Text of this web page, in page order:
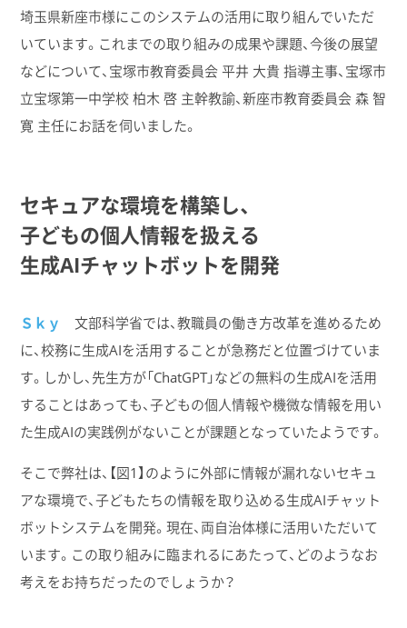
埼玉県新座市様にこのシステムの活用に取り組んでいただ
いています。これまでの取り組みの成果や課題、今後の展望
などについて、宝塚市教育委員会 平井 大貴 指導主事、宝塚市
立宝塚第一中学校 柏木 啓 主幹教諭、新座市教育委員会 森 智
寛 主任にお話を伺いました。
セキュアな​環境を​構築し、
子どもの​個人情報を​扱える​
生成AIチャットボットを​開発
Ｓｋｙ
文部科学省では、教職員の働き方改革を進めるため
に、校務に生成AIを活用することが急務だと位置づけていま
す。しかし、先生方が「ChatGPT」などの無料の生成AIを活用
することはあっても、子どもの個人情報や機微な情報を用い
た生成AIの実践例がないことが課題となっていたようです。
そこで弊社は、【図1】のように外部に情報が漏れないセキュ
アな環境で、子どもたちの情報を取り込める生成AIチャット
ボットシステムを開発。現在、両自治体様に活用いただいて
います。この取り組みに臨まれるにあたって、どのようなお
考えをお持ちだったのでしょうか？